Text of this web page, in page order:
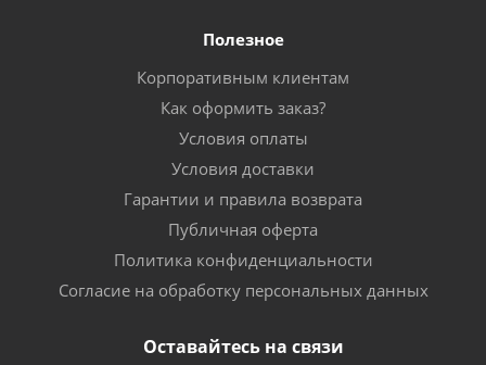
Полезное
Корпоративным клиентам
Как оформить заказ?
Условия оплаты
Условия доставки
Гарантии и правила возврата
Публичная оферта
Политика конфиденциальности
Согласие на обработку персональных данных
Оставайтесь на связи